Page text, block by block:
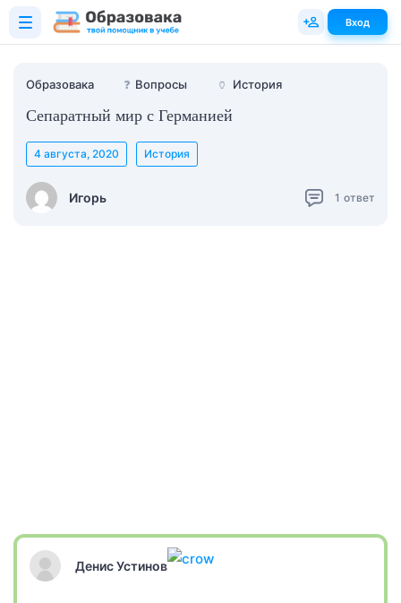
Образовака ❓ Вопросы 🏺 История
Сепаратный мир с Германией
Игорь
4 августа, 2020 История
1 ответ
Денис Устинов
Вход